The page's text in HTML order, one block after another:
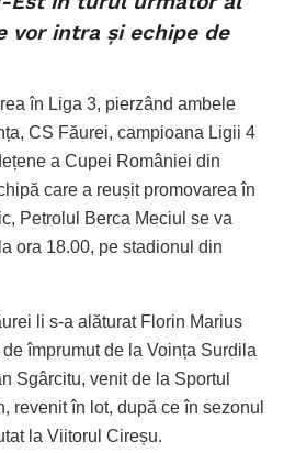
vor intra și echipe de
în Liga 3, pierzând ambele
CS Făurei, campioana Ligii 4
a Cupei României din
care a reușit promovarea în
Petrolul Berca Meciul se va
ora 18.00, pe stadionul din
li s-a alăturat Florin Marius
împrumut de la Voința Surdila
Sgârcitu, venit de la Sportul
revenit în lot, după ce în sezonul
la Viitorul Cireșu.